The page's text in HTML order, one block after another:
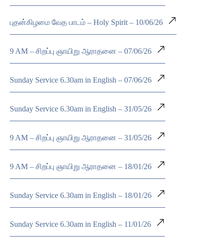
புதன்கிழமை வேத பாடம் – Holy Spirit – 10/06/26
9 AM – சிறப்பு ஞாயிறு ஆராதனை – 07/06/26
Sunday Service 6.30am in English – 07/06/26
Sunday Service 6.30am in English – 31/05/26
9 AM – சிறப்பு ஞாயிறு ஆராதனை – 31/05/26
9 AM – சிறப்பு ஞாயிறு ஆராதனை – 18/01/26
Sunday Service 6.30am in English – 18/01/26
Sunday Service 6.30am in English – 11/01/26